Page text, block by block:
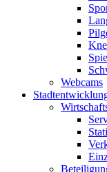
Webcams